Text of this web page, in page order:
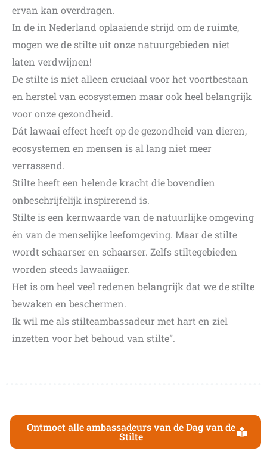
ervan kan overdragen.
In de in Nederland oplaaiende strijd om de ruimte,
mogen we de stilte uit onze natuurgebieden niet
laten verdwijnen!
De stilte is niet alleen cruciaal voor het voortbestaan
en herstel van ecosystemen maar ook heel belangrijk
voor onze gezondheid.
Dát lawaai effect heeft op de gezondheid van dieren,
ecosystemen en mensen is al lang niet meer
verrassend.
Stilte heeft een helende kracht die bovendien
onbeschrijfelijk inspirerend is.
Stilte is een kernwaarde van de natuurlijke omgeving
én van de menselijke leefomgeving. Maar de stilte
wordt schaarser en schaarser. Zelfs stiltegebieden
worden steeds lawaaiiger.
Het is om heel veel redenen belangrijk dat we de stilte
bewaken en beschermen.
Ik wil me als stilteambassadeur met hart en ziel
inzetten voor het behoud van stilte”.
Ontmoet alle ambassadeurs van de Dag van de
Stilte